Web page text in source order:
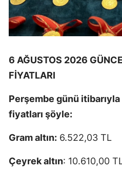
6 AĞUSTOS 2026
FİYATLARI
Perşembe günü itibarıyla
fiyatları şöyle:
Gram altın: 6.522,03 TL
Çeyrek altın: 10.610,00